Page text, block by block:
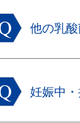
他の乳
妊娠中